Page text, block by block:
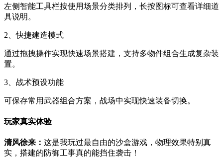
左侧智能工具栏按使用场景分类排列，长按图标可查看详细道
具说明。
2、快捷建造模式
通过拖拽操作实现快速场景搭建，支持多物件组合生成复杂装
置。
3、战术预设功能
可保存常用武器组合方案，战场中实现快速装备切换。
玩家真实体验
清风徐来： 这是我玩过最自由的沙盒游戏，物理效果特别真
实，搭建的防御工事真的能挡住袭击！